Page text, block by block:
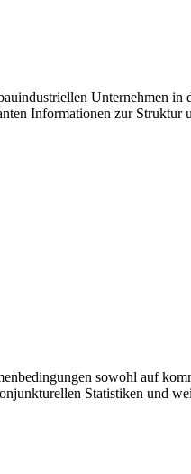
Unternehmen
Informationen zur Struktur
sowohl auf
Statistiken und